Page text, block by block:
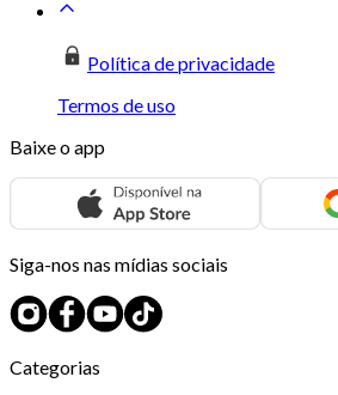
Política de privacidade
Termos de uso
Baixe o app
Siga-nos nas mídias sociais
Categorias